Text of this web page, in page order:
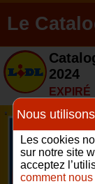
Le
2024
EXPIRÉ
Nous
Les cookies
sur notre site
acceptez
comment